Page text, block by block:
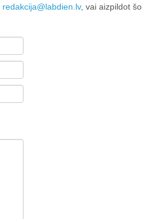
redakcija@labdien.lv, vai aizpildot šo